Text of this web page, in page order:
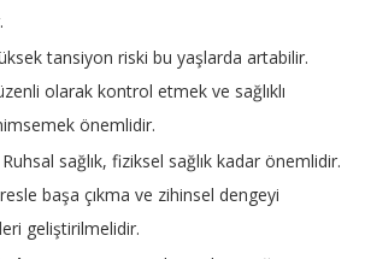
tansiyon riski bu yaşlarda artabilir.
olarak kontrol etmek ve sağlıklı
önemlidir.
Ruhsal sağlık, fiziksel sağlık kadar önemlidir.
başa çıkma ve zihinsel dengeyi
geliştirilmelidir.